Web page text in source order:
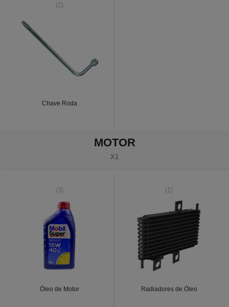
(2)
Chave Roda
MOTOR
X1
(3)
Óleo de Motor
(1)
Radiadores de Óleo